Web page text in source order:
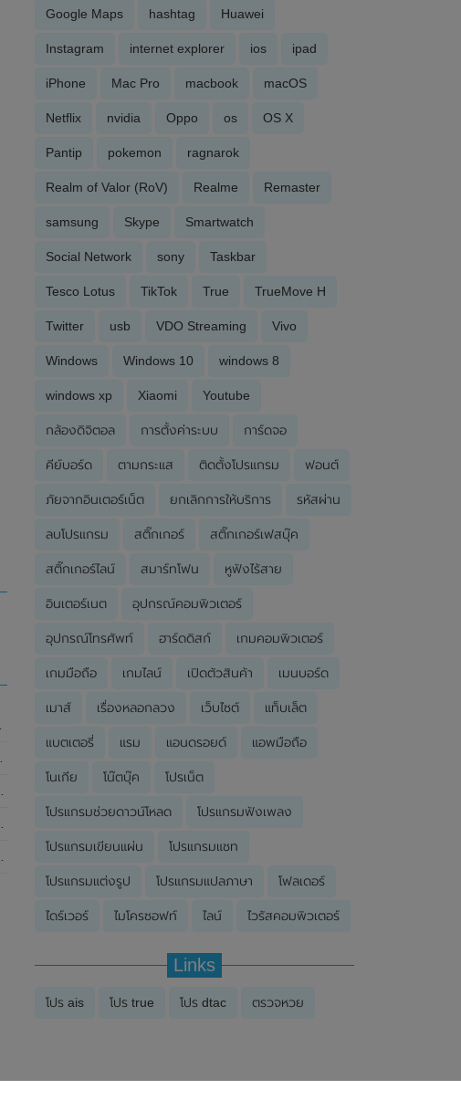
Google Maps hashtag Huawei
Instagram internet explorer ios ipad
iPhone Mac Pro macbook macOS
Netflix nvidia Oppo os OS X
Pantip pokemon ragnarok
Realm of Valor (RoV) Realme Remaster
samsung Skype Smartwatch
Social Network sony Taskbar
Tesco Lotus TikTok True TrueMove H
Twitter usb VDO Streaming Vivo
Windows Windows 10 windows 8
windows xp Xiaomi Youtube
กล้องดิจิตอล การตั้งค่าระบบ การ์ดจอ
คีย์บอร์ด ตามกระแส ติดตั้งโปรแกรม ฟอนต์
ภัยจากอินเตอร์เน็ต ยกเลิกการให้บริการ รหัสผ่าน
ลบโปรแกรม สติ๊กเกอร์ สติ๊กเกอร์เฟสบุ๊ค
สติ๊กเกอร์ไลน์ สมาร์ทโฟน หูฟังไร้สาย
อินเตอร์เนต อุปกรณ์คอมพิวเตอร์
อุปกรณ์โทรศัพท์ ฮาร์ดดิสก์ เกมคอมพิวเตอร์
เกมมือถือ เกมไลน์ เปิดตัวสินค้า เมนบอร์ด
เมาส์ เรื่องหลอกลวง เว็บไซต์ แท็บเล็ต
แบตเตอรี่ แรม แอนดรอยด์ แอพมือถือ
โนเกีย โน๊ตบุ๊ค โปรเน็ต
โปรแกรมช่วยดาวน์โหลด โปรแกรมฟังเพลง
โปรแกรมเขียนแผ่น โปรแกรมแชท
โปรแกรมแต่งรูป โปรแกรมแปลภาษา โฟลเดอร์
ไดร์เวอร์ ไมโครซอฟท์ ไลน์ ไวรัสคอมพิวเตอร์
Links
โปร ais โปร true โปร dtac ตรวจหวย